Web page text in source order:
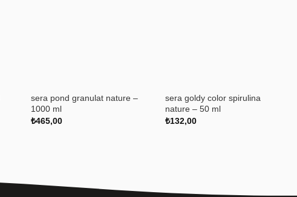
sera pond granulat nature –
1000 ml
₺465,00
sera goldy color spirulina
nature – 50 ml
₺132,00